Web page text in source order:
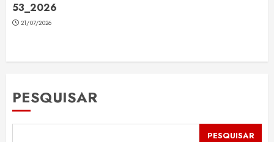
53_2026
21/07/2026
PESQUISAR
PESQUISAR